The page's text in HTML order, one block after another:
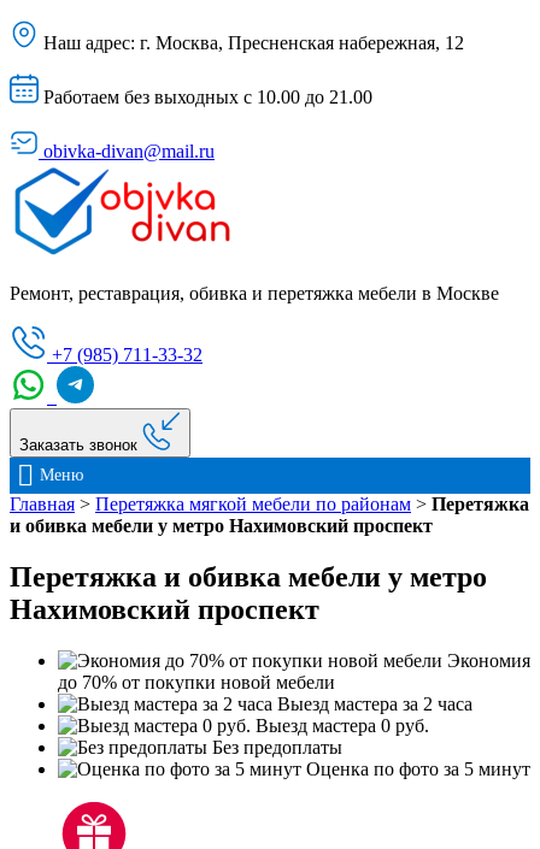
Наш адрес: г. Москва, Пресненская набережная, 12
Работаем без выходных с 10.00 до 21.00
obivka-divan@mail.ru
Ремонт, реставрация, обивка и перетяжка мебели в Москве
+7 (985) 711-33-32
Заказать звонок
Меню
Главная > Перетяжка мягкой мебели по районам > Перетяжка
и обивка мебели у метро Нахимовский проспект
Перетяжка и обивка мебели у метро
Нахимовский проспект
Экономия
до 70% от покупки новой мебели
Выезд мастера за 2 часа
Выезд мастера 0 руб.
Без предоплаты
Оценка по фото за 5 минут